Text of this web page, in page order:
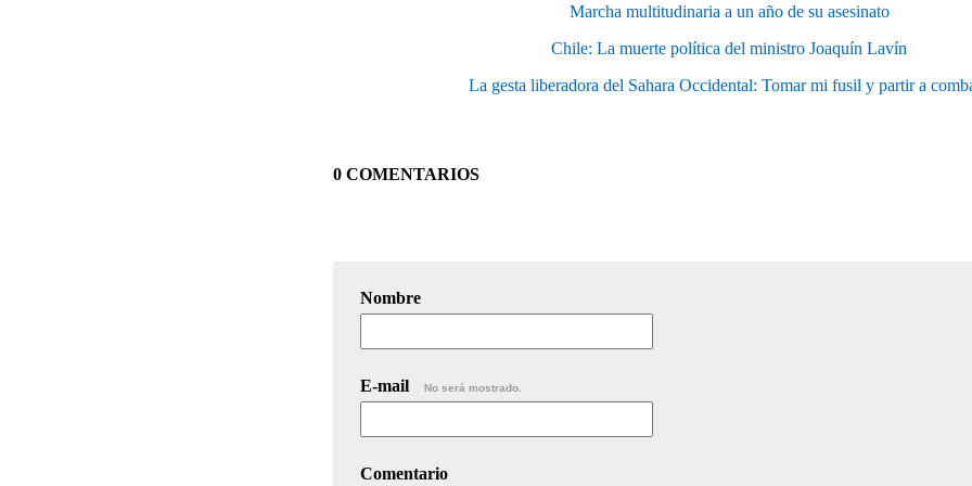
Marcha multitudinaria a un año de su asesinato
Chile: La muerte política del ministro Joaquín Lavín
La gesta liberadora del Sahara Occidental: Tomar mi fusil y partir a
0 COMENTARIOS
Nombre
E-mail No será mostrado.
Comentario